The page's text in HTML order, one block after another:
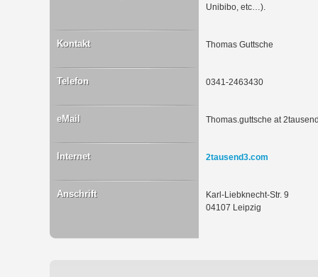
Unibibo, etc…).
Kontakt Thomas Guttsche
Telefon 0341-2463430
eMail Thomas.guttsche at
Internet 2tausend3.com
Anschrift
Karl-Liebknecht-Str. 9
04107 Leipzig